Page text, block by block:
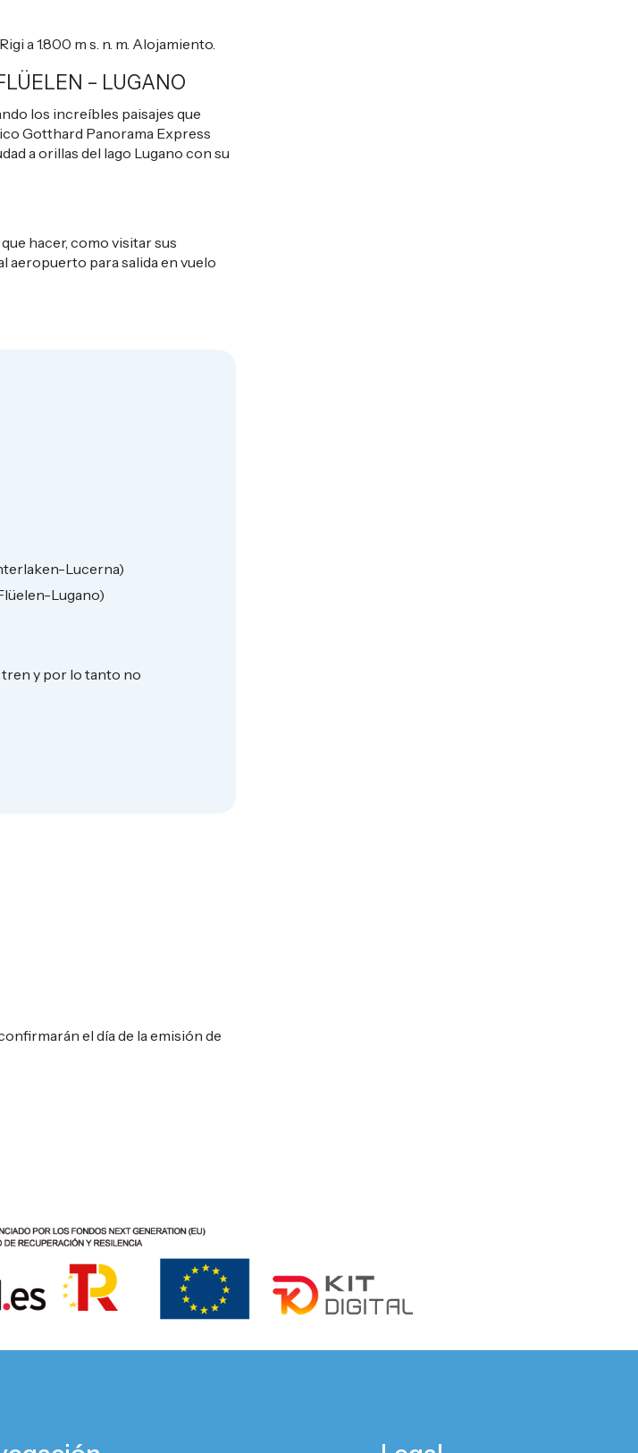
a 1.800 m s. n. m. Alojamiento.
– LUGANO
los increíbles paisajes que
Gotthard Panorama Express
a orillas del lago Lugano con su
hacer, como visitar sus
aeropuerto para salida en vuelo
Lucerna)
Lugano)
tren y por lo tanto no
el día de la emisión de